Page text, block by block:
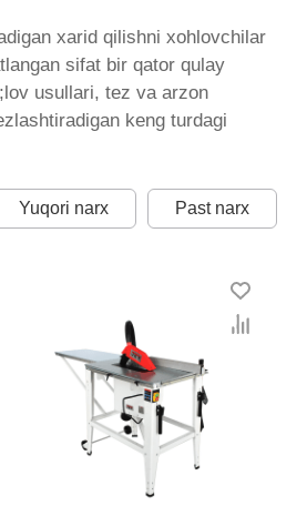
xarid qilishni xohlovchilar
sifat bir qator qulay
usullari, tez va arzon
keng turdagi
Yuqori narx Past narx